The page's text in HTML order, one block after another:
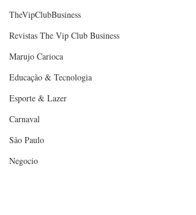
TheVipClubBusiness
Revistas The Vip Club Business
Marujo Carioca
Educação & Tecnologia
Esporte & Lazer
Carnaval
São Paulo
Negocio